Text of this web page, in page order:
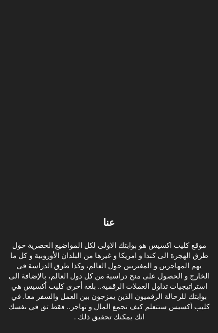
عنا
موقع كليب اكسيس هو بوابتك الاولى لكل المواضيع الحصرية حول
طرق الهجرة الى كندا و امريكا و غيرها من البلدان الأوروبية و كل ما
يهم المهاجرين و المغتربين حول العالم، وكذا طرق الدراسة في
الخارج و الحصول على منح دراسية من كل دول العالم، بالإضافة الى
استراتيجيات تداول العملات الرقمية.. بلغة أخرى كليب أكسيس هي
بوابتك للرحالة الرقميون الذين يمزجون بين العمل والسفر معا. في
كليب أكسيس ستتعلم كيف تجمع المال و تهاجر.. فقط ثق في نفسك
انك يمكنك تحقيق ذلك .